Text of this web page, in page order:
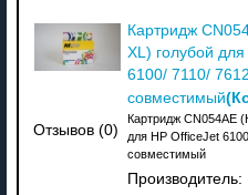
Отзывов (0)
Картридж
XL) голубой
6100/ 7110/ 7612
совместимый
Картридж CN054AE
для HP OfficeJet
совместимый
Производитель: